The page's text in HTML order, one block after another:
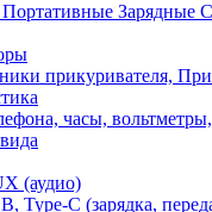
Зарядные
прикуривателя,
часы,
(аудио)
Type-C (зарядка,